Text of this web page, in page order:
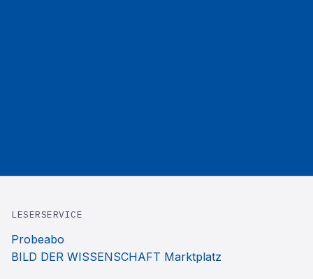
LESERSERVICE
Probeabo
BILD DER WISSENSCHAFT Marktplatz